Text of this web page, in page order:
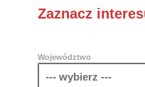
Zaznacz
Województwo